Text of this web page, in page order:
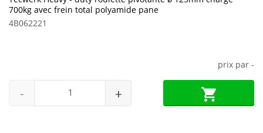
700kg avec frein total polyamide pane
4B062221
prix par -
- +